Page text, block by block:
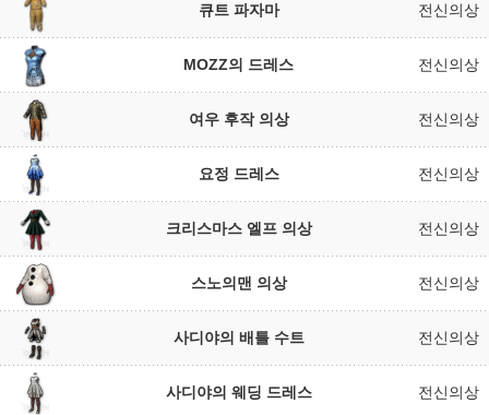
큐트 파자마 전신의상
MOZZ의 드레스 전신의상
여우 후작 의상 전신의상
요정 드레스 전신의상
크리스마스 엘프 의상 전신의상
스노의맨 의상 전신의상
사디야의 배틀 수트 전신의상
사디야의 웨딩 드레스 전신의상